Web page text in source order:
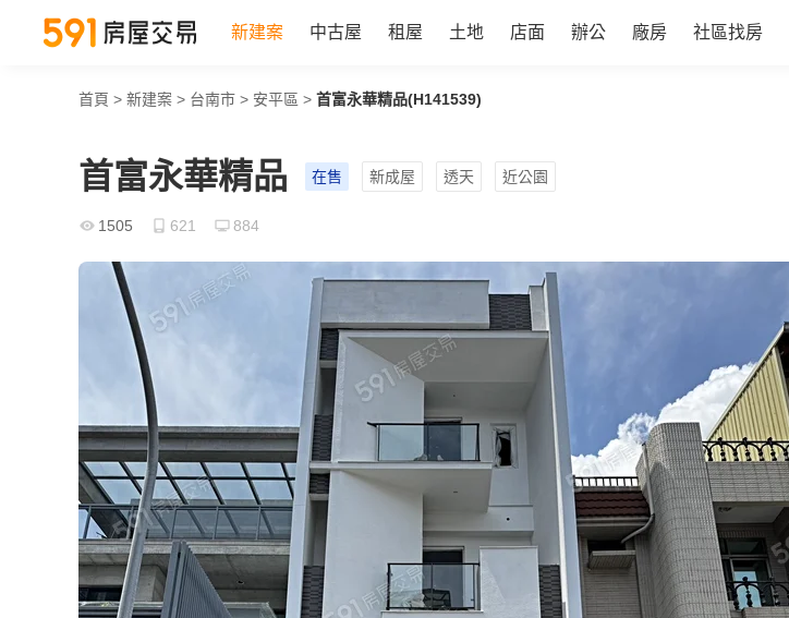
新建案 中古屋 租屋 土地 店面 辦公 廠房 社區找房
首頁 > 新建案 > 台南市 > 安平區 > 首富永華精品(H141539)
首富永華精品 在售 新成屋 透天 近公園
1505 621 884